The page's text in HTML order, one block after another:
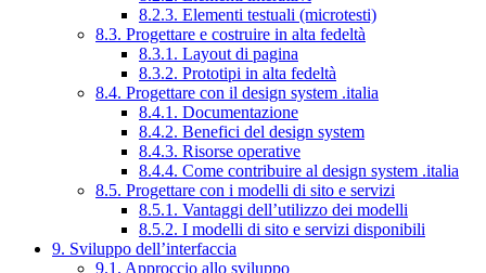
8.2.3. Elementi testuali (microtesti)
8.3. Progettare e costruire in alta fedeltà
8.3.1. Layout di pagina
8.3.2. Prototipi in alta fedeltà
8.4. Progettare con il design system .italia
8.4.1. Documentazione
8.4.2. Benefici del design system
8.4.3. Risorse operative
8.4.4. Come contribuire al design system .italia
8.5. Progettare con i modelli di sito e servizi
8.5.1. Vantaggi dell’utilizzo dei modelli
8.5.2. I modelli di sito e servizi disponibili
9. Sviluppo dell’interfaccia
9.1. Approccio allo sviluppo